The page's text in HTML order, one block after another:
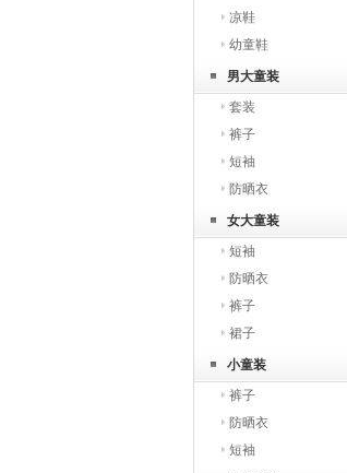
凉鞋
幼童鞋
男大童装
套装
裤子
短袖
防晒衣
女大童装
短袖
防晒衣
裤子
裙子
小童装
裤子
防晒衣
短袖